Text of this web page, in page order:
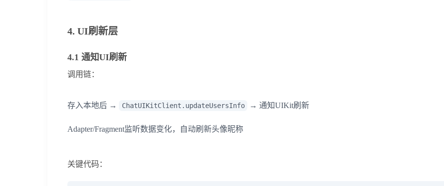
4. UI刷新层
4.1 通知UI刷新
调用链：
存入本地后 → ChatUIKitClient.updateUsersInfo → 通知UIKit刷新
Adapter/Fragment监听数据变化，自动刷新头像昵称
关键代码：